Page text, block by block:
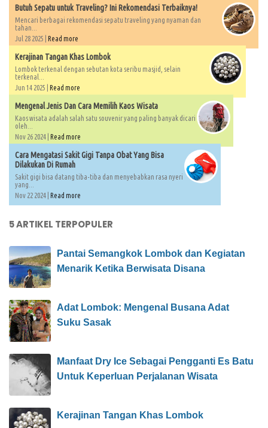
Butuh Sepatu untuk Traveling? Ini Rekomendasi Terbaiknya!
Mencari berbagai rekomendasi sepatu traveling yang nyaman dan
tahan...
Jul 28 2025 | Read more
Kerajinan Tangan Khas Lombok
Lombok terkenal dengan sebutan kota seribu masjid, selain
terkenal...
Jun 14 2025 | Read more
Mengenal Jenis Dan Cara Memilih Kaos Wisata
Kaos wisata adalah salah satu souvenir yang paling banyak dicari
oleh...
Nov 26 2024 | Read more
Cara Mengatasi Sakit Gigi Tanpa Obat Yang Bisa
Dilakukan Di Rumah
Sakit gigi bisa datang tiba-tiba dan menyebabkan rasa nyeri
yang...
Nov 22 2024 | Read more
5 ARTIKEL TERPOPULER
Pantai Semangkok Lombok dan Kegiatan
Menarik Ketika Berwisata Disana
Adat Lombok: Mengenal Busana Adat
Suku Sasak
Manfaat Dry Ice Sebagai Pengganti Es Batu
Untuk Keperluan Perjalanan Wisata
Kerajinan Tangan Khas Lombok